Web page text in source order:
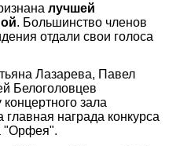
лучшей
. Большинство членов
отдали свои голоса
Лазарева, Павел
Белоголовцев
зала
награда конкурса
"Орфея".